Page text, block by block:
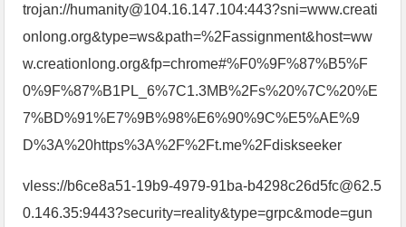
trojan://humanity@104.16.147.104:443?sni=www.creati
onlong.org&type=ws&path=%2Fassignment&host=ww
w.creationlong.org&fp=chrome#%F0%9F%87%B5%F
0%9F%87%B1PL_6%7C1.3MB%2Fs%20%7C%20%E
7%BD%91%E7%9B%98%E6%90%9C%E5%AE%9
D%3A%20https%3A%2F%2Ft.me%2Fdiskseeker
vless://b6ce8a51-19b9-4979-91ba-b4298c26d5fc@62.5
0.146.35:9443?security=reality&type=grpc&mode=gun